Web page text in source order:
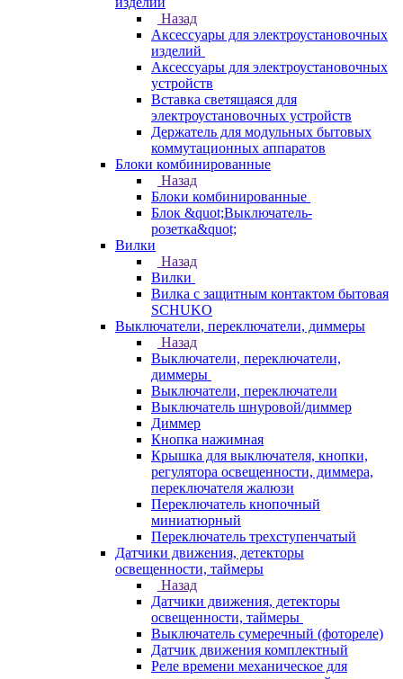
Назад
Аксессуары для электроустановочных
изделий
Аксессуары для электроустановочных
устройств
Вставка светящаяся для
электроустановочных устройств
Держатель для модульных бытовых
коммутационных аппаратов
Блоки комбинированные
Назад
Блоки комбинированные
Блок &quot;Выключатель-
розетка&quot;
Вилки
Назад
Вилки
Вилка с защитным контактом бытовая
SCHUKO
Выключатели, переключатели, диммеры
Назад
Выключатели, переключатели,
диммеры
Выключатели, переключатели
Выключатель шнуровой/диммер
Диммер
Кнопка нажимная
Крышка для выключателя, кнопки,
регулятора освещенности, диммера,
переключателя жалюзи
Переключатель кнопочный
миниатюрный
Переключатель трехступенчатый
Датчики движения, детекторы
освещенности, таймеры
Назад
Датчики движения, детекторы
освещенности, таймеры
Выключатель сумеречный (фотореле)
Датчик движения комплектный
Реле времени механическое для